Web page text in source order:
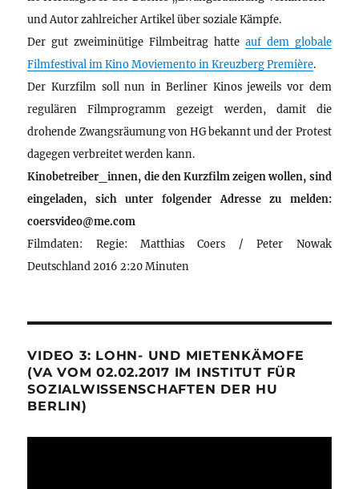
und Autor zahlreicher Artikel über soziale Kämpfe.
Der gut zweiminütige Filmbeitrag hatte auf dem globale
Filmfestival im Kino Moviemento in Kreuzberg Première.
Der Kurzfilm soll nun in Berliner Kinos jeweils vor dem
regulären Filmprogramm gezeigt werden, damit die
drohende Zwangsräumung von HG bekannt und der Protest
dagegen verbreitet werden kann.
Kinobetreiber_innen, die den Kurzfilm zeigen wollen, sind
eingeladen, sich unter folgender Adresse zu melden:
coersvideo@me.com
Filmdaten: Regie: Matthias Coers / Peter Nowak
Deutschland 2016 2:20 Minuten
VIDEO 3: LOHN- UND MIETENKÄMOFE
(VA VOM 02.02.2017 IM INSTITUT FÜR
SOZIALWISSENSCHAFTEN DER HU
BERLIN)